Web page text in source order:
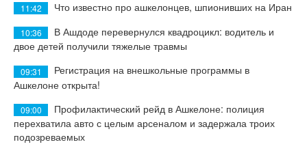
11:42 Что известно про ашкелонцев, шпионивших на Иран
10:36
В Ашдоде перевернулся квадроцикл: водитель и
двое детей получили тяжелые травмы
09:31
Регистрация на внешкольные программы в
Ашкелоне открыта!
09:00
Профилактический рейд в Ашкелоне: полиция
перехватила авто с целым арсеналом и задержала троих
подозреваемых